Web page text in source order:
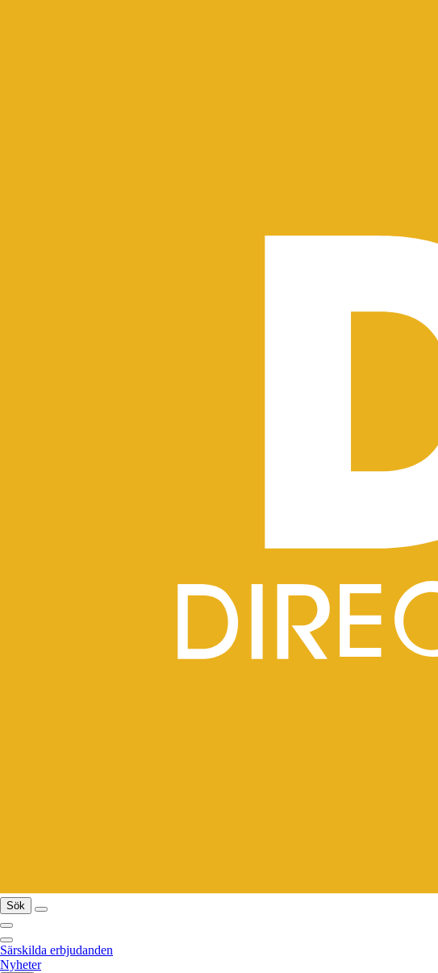
Sök
Särskilda erbjudanden
Nyheter